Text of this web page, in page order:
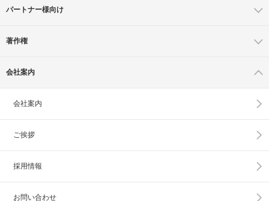
パートナー様向け
著作権
会社案内
会社案内
ご挨拶
採用情報
お問い合わせ